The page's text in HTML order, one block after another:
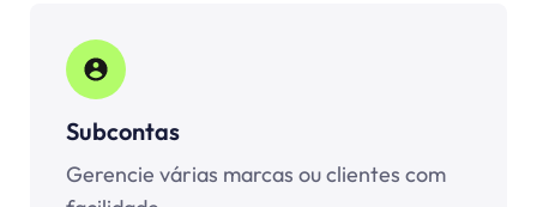
Subcontas
Gerencie várias marcas ou clientes com